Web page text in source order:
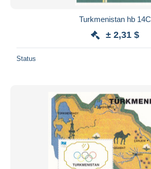
Turkmenistan hb 14C
± 2,31 $
Status